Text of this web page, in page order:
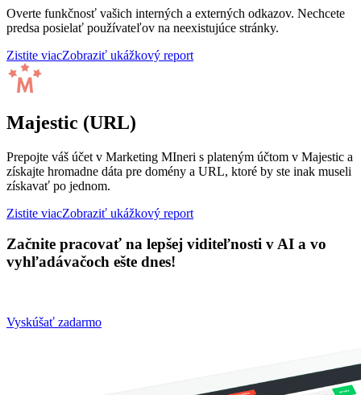
Overte funkčnosť vašich interných a externých odkazov. Nechcete
predsa posielať používateľov na neexistujúce stránky.
Zistite viacZobraziť ukážkový report
Majestic (URL)
Prepojte váš účet v Marketing MIneri s plateným účtom v Majestic a
získajte hromadne dáta pre domény a URL, ktoré by ste inak museli
získavať po jednom.
Zistite viacZobraziť ukážkový report
Začnite pracovať na lepšej viditeľnosti v AI a vo
vyhľadávačoch ešte dnes!
Vyskúšať zadarmo